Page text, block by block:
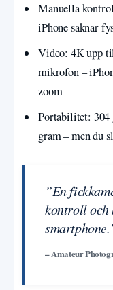
Manuella
iPhone saknar
Video: 4K upp
mikrofon –
zoom
Portabilitet: 304
gram – men du
”En
kontroll och
– Amateur